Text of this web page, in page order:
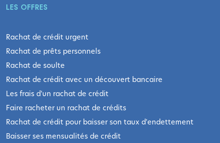
LES OFFRES
Rachat de crédit urgent
Rachat de prêts personnels
Rachat de soulte
Rachat de crédit avec un découvert bancaire
Les frais d'un rachat de crédit
Faire racheter un rachat de crédits
Rachat de crédit pour baisser son taux d'endettement
Baisser ses mensualités de crédit